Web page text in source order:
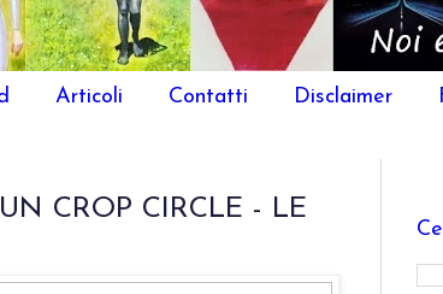
Articoli Contatti Disclaimer
CROP CIRCLE - LE